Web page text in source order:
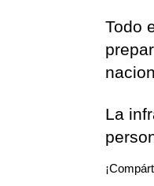
Todo
La